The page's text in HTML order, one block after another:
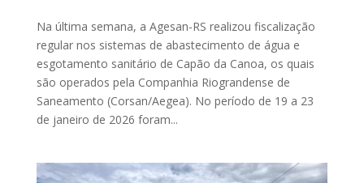
Na última semana, a Agesan-RS realizou fiscalização
regular nos sistemas de abastecimento de água e
esgotamento sanitário de Capão da Canoa, os quais
são operados pela Companhia Riograndense de
Saneamento (Corsan/Aegea). No período de 19 a 23
de janeiro de 2026 foram...